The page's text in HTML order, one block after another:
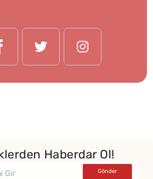
Haberdar Ol!